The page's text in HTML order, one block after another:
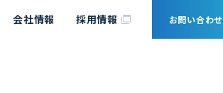
会社情報 採用情報 お問い合わせ